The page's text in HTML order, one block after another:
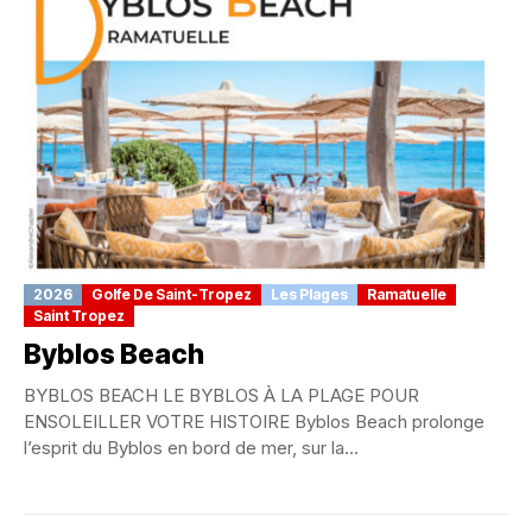
2026 Golfe De Saint-Tropez Les Plages
Ramatuelle
Saint Tropez
Byblos Beach
BYBLOS BEACH LE BYBLOS À LA PLAGE POUR
ENSOLEILLER VOTRE HISTOIRE Byblos Beach prolonge
l’esprit du Byblos en bord de mer, sur la...